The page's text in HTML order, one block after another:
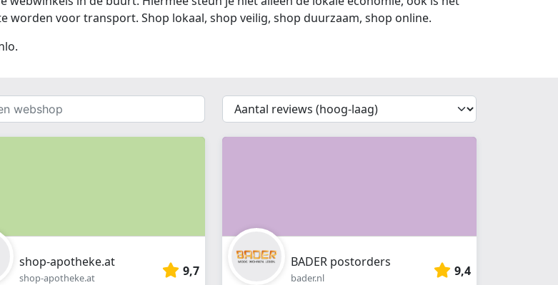
worden voor transport. Shop lokaal, shop veilig, shop duurzaam, shop online.
{{
__('Sort')
}}
shop-apotheke.at
shop-apotheke.at 9,7
BADER postorders
bader.nl 9,4